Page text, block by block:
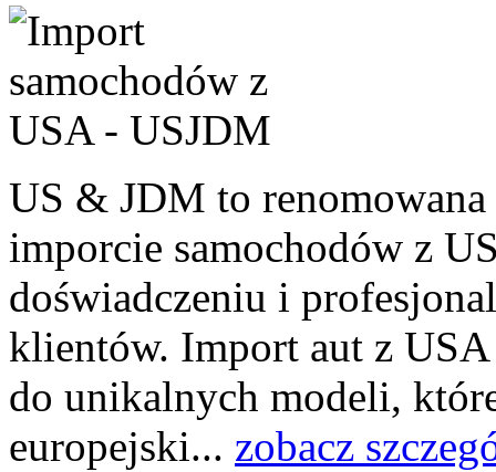
US & JDM to
imporcie samochodów z
doświadczeniu i
klientów. Import aut z
do unikalnych modeli,
europejski... zobacz